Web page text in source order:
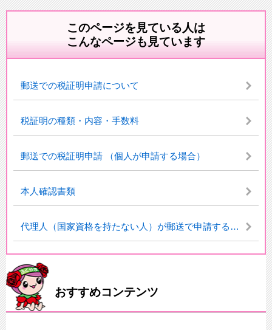
このページを見ている人は
こんなページも見ています
郵送での税証明申請について
税証明の種類・内容・手数料
郵送での税証明申請 （個人が申請する場合）
本人確認書類
代理人（国家資格を持たない人）が郵送で申請する場合
おすすめコンテンツ